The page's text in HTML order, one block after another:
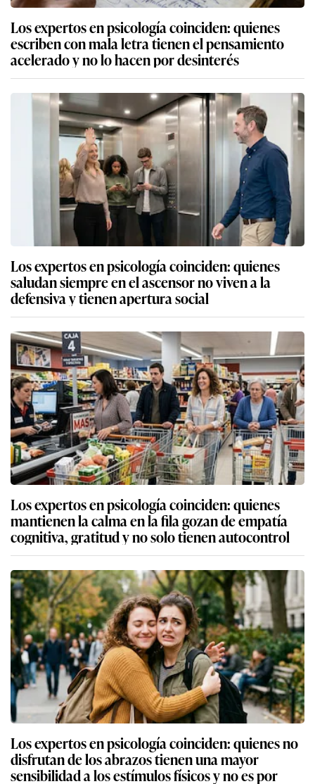
Los expertos en psicología coinciden: quienes
escriben con mala letra tienen el pensamiento
acelerado y no lo hacen por desinterés
Los expertos en psicología coinciden: quienes
saludan siempre en el ascensor no viven a la
defensiva y tienen apertura social
Los expertos en psicología coinciden: quienes
mantienen la calma en la fila gozan de empatía
cognitiva, gratitud y no solo tienen autocontrol
Los expertos en psicología coinciden: quienes no
disfrutan de los abrazos tienen una mayor
sensibilidad a los estímulos físicos y no es por